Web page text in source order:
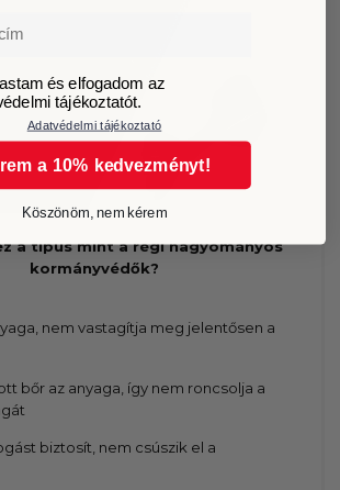
a típus mint a régi hagyományos
kormányvédők?
nem vastagítja meg jelentősen a
bőr az anyaga, így nem roncsolja a
biztosít, nem csúszik el a
és elfogadom az
tájékoztatót.
Adatvédelmi tájékoztató
a 10% kedvezményt!
Köszönöm, nem kérem